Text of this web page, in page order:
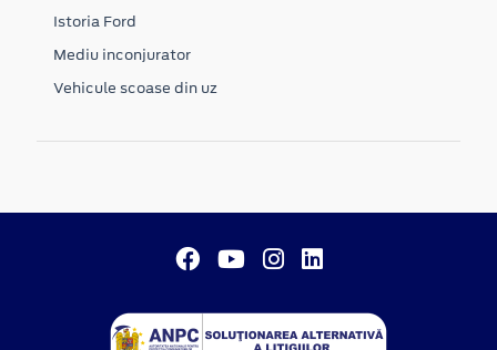
Istoria Ford
Mediu inconjurator
Vehicule scoase din uz